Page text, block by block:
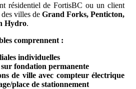
résidentiel de FortisBC ou un client
des villes de Grand Forks, Penticton,
Hydro.
comprennent :
individuelles
fondation permanente
de ville avec compteur électrique
place de stationnement